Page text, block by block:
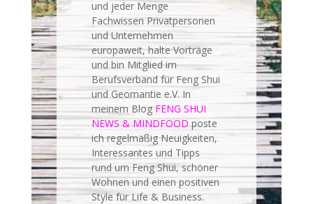
und jeder Menge
Fachwissen Privatpersonen
und Unternehmen
europaweit, halte Vorträge
und bin Mitglied im
Berufsverband für Feng Shui
und Geomantie e.V. In
meinem BlogFENG SHUI
NEWS & MINDFOODposte
ich regelmäßig Neuigkeiten,
Interessantes und Tipps
rund um Feng Shui, schöner
Wohnen und einen positiven
Style für Life & Business.